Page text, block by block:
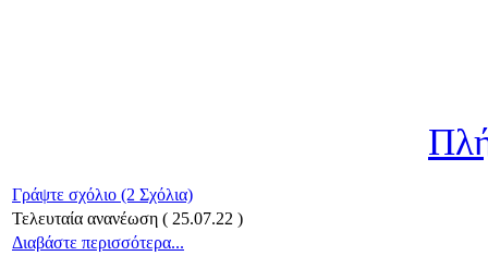
Γράψτε σχόλιο (2 Σχόλια)
Τελευταία ανανέωση ( 25.07.22 )
Διαβάστε περισσότερα...